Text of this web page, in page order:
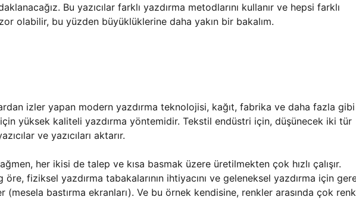
Bu yazıcılar farklı yazdırma metodlarını kullanır ve hepsi farklı
olabilir, bu yüzden büyüklüklerine daha yakın bir bakalım.
izler yapan modern yazdırma teknolojisi, kağıt, fabrika ve daha fazla gibi
yüksek kaliteli yazdırma yöntemidir. Tekstil endüstri için, düşünecek iki tür
ve yazıcıları aktarır.
her ikisi de talep ve kısa basmak üzere üretilmekten çok hızlı çalışır.
öre, fiziksel yazdırma tabakalarının ihtiyacını ve geleneksel yazdırma için
(mesela bastırma ekranları). Ve bu örnek kendisine, renkler arasında çok